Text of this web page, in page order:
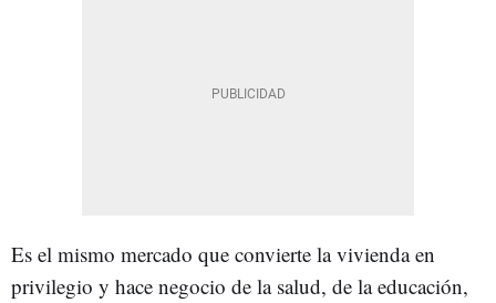
Es el mismo mercado que convierte la vivienda en
privilegio y hace negocio de la salud, de la educación,